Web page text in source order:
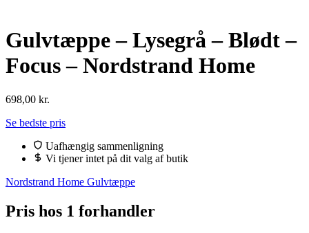
Gulvtæppe – Lysegrå – Blødt –
Focus – Nordstrand Home
698,00 kr.
Se bedste pris
Uafhængig sammenligning
Vi tjener intet på dit valg af butik
Nordstrand Home Gulvtæppe
Pris hos 1 forhandler